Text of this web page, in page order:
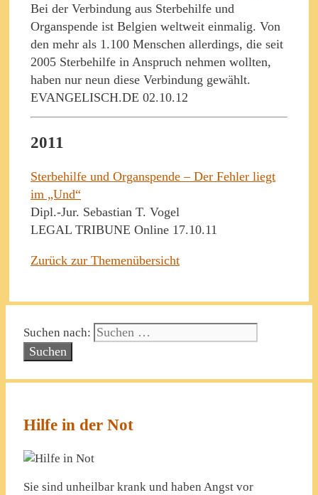
Bei der Verbindung aus Sterbehilfe und
Organspende ist Belgien weltweit einmalig. Von
den mehr als 1.100 Menschen allerdings, die seit
2005 Sterbehilfe in Anspruch nehmen wollten,
haben nur neun diese Verbindung gewählt.
EVANGELISCH.DE 02.10.12
2011
Sterbehilfe und Organspende – Der Fehler liegt
im „Und“
Dipl.-Jur. Sebastian T. Vogel
LEGAL TRIBUNE Online 17.10.11
Zurück zur Themenübersicht
Suchen nach:
Hilfe in der Not
Sie sind unheilbar krank und haben Angst vor